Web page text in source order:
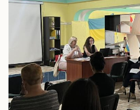
Педагогічна практика
Дисертаційні дослідження,
Перелік корисних посилань
Відповідність тем
досліджень наукових керівників
Результати вступних
Наукова